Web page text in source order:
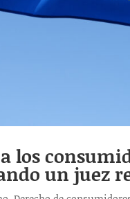
a los
un juez